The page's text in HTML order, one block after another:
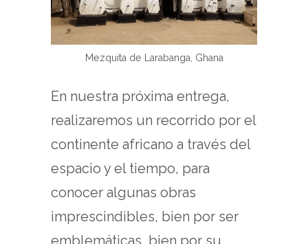
Mezquita de Larabanga, Ghana
En nuestra próxima entrega,
realizaremos un recorrido por el
continente africano a través del
espacio y el tiempo, para
conocer algunas obras
imprescindibles, bien por ser
emblemáticas, bien por su